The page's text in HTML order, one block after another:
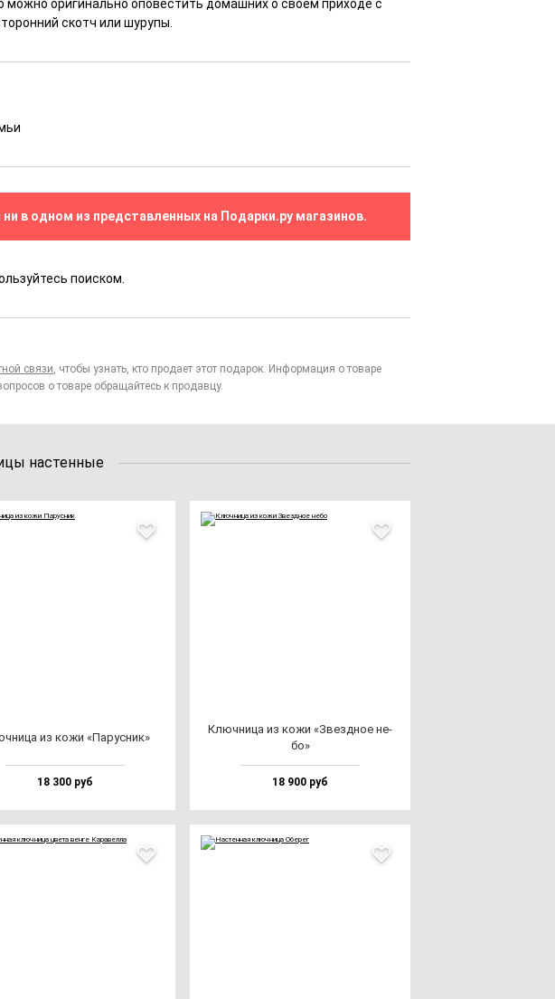
оригинально оповестить домашних о своем приходе с
скотч или шурупы.
в одном из представленных на Подарки.ру магазинов.
поиском.
связи, чтобы узнать, кто продает этот подарок. Информация о товаре
о товаре обращайтесь к продавцу.
настенные
из ко­жи «Парус­ник»
18 300 руб
Ключ­ни­ца из ко­жи «Звез­дное не­
бо»
18 900 руб